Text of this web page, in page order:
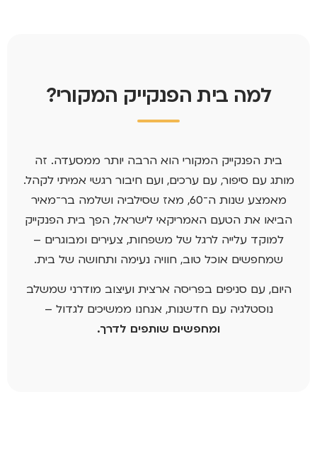
למה בית הפנקייק המקורי?
בית הפנקייק המקורי הוא הרבה יותר ממסעדה. זה
מותג עם סיפור, עם ערכים, ועם חיבור רגשי אמיתי לקהל.
מאמצע שנות ה־60, מאז שסילביה ושלמה בר־מאיר
הביאו את הטעם האמריקאי לישראל, הפך בית הפנקייק
למוקד עלייה לרגל של משפחות, צעירים ומבוגרים –
שמחפשים אוכל טוב, חוויה נעימה ותחושה של בית.
היום, עם סניפים בפריסה ארצית ועיצוב מודרני שמשלב
נוסטלגיה עם חדשנות, אנחנו ממשיכים לגדול –
ומחפשים שותפים לדרך.